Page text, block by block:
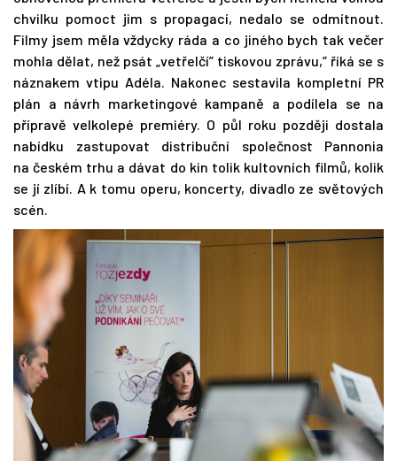
chvilku pomoct jim s propagací, nedalo se odmítnout.
Filmy jsem měla vždycky ráda a co jiného bych tak večer
mohla dělat, než psát „vetřelčí” tiskovou zprávu,” říká se s
náznakem vtipu Adéla. Nakonec sestavila kompletní PR
plán a návrh marketingové kampaně a podílela se na
přípravě velkolepé premiéry. O půl roku později dostala
nabídku zastupovat distribuční společnost Pannonia
na českém trhu a dávat do kin tolik kultovních filmů, kolik
se jí zlíbí. A k tomu operu, koncerty, divadlo ze světových
scén.